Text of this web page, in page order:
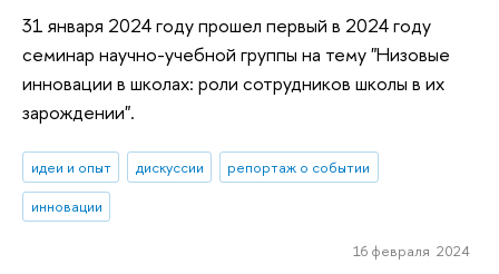
31 января 2024 году прошел первый в 2024 году
семинар научно-учебной группы на тему "Низовые
инновации в школах: роли сотрудников школы в их
зарождении".
идеи и опыт дискуссии
репортаж о событии
инновации
16 февраля 2024